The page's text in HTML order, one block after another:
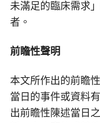
未滿足的臨床需求
者。
前瞻性聲明
本文所作出的前瞻
當日的事件或資料
出前瞻性陳述當日